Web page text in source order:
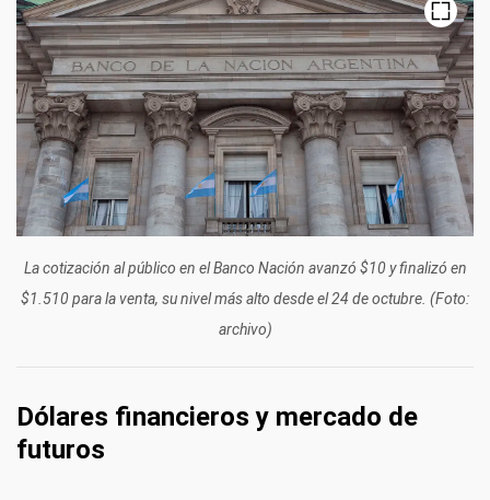
La cotización al público en el Banco Nación avanzó $10 y finalizó en
$1.510 para la venta, su nivel más alto desde el 24 de octubre. (Foto:
archivo)
Dólares financieros y mercado de
futuros